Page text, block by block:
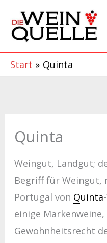
Inhalt
springen
Start Quinta
Quinta
Weingut, Landgut;
Begriff für Weingut,
Portugal von Quinta
einige Markenweine,
Gewohnheitsrecht